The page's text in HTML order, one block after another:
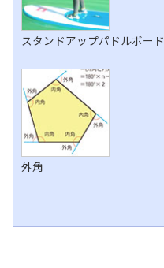
スタンドアップパドルボード
外角